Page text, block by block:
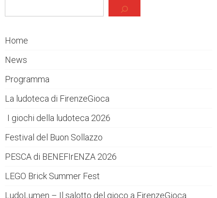
Home
News
Programma
La ludoteca di FirenzeGioca
I giochi della ludoteca 2026
Festival del Buon Sollazzo
PESCA di BENEFIrENZA 2026
LEGO Brick Summer Fest
LudoLumen – Il salotto del gioco a FirenzeGioca